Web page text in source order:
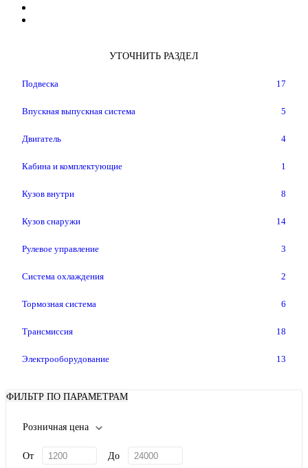
УТОЧНИТЬ РАЗДЕЛ
Подвеска 17
Впускная выпускная система 5
Двигатель 4
Кабина и комплектующие 1
Кузов внутри 8
Кузов снаружи 14
Рулевое управление 3
Система охлаждения 2
Тормозная система 6
Трансмиссия 18
Электрооборудование 13
ФИЛЬТР ПО ПАРАМЕТРАМ
Розничная цена
От До